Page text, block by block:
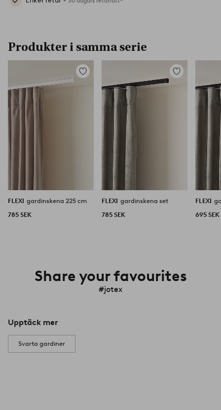
Produkter i samma serie
Lägg
FLEXI gardinskena 225 cm
785 SEK
Lägg
FLEXI gardinskena set
785 SEK
FLEXI
695 SEK
Share your favourites
#jotex
Upptäck mer
Svarta gardiner